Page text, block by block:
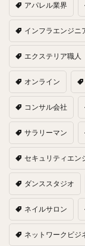
アパレル業界
インフラエンジニ
エクステリア職人
オンライン
コンサル会社
サラリーマン
セキュリティエン
ダンススタジオ
ネイルサロン
ネットワークビジ